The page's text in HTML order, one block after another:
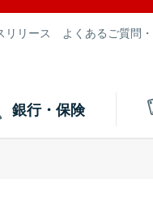
リリース よくあるご質問
銀行・保険